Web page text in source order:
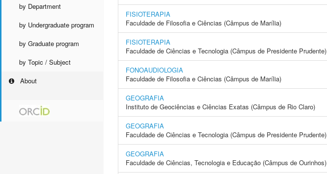
by Department
by Undergraduate program
by Graduate program
by Topic / Subject
About
FISIOTERAPIA
Faculdade de Filosofia e Ciências (Câmpus de Marília)
FISIOTERAPIA
Faculdade de Ciências e Tecnologia (Câmpus de Presidente Prudente)
FONOAUDIOLOGIA
Faculdade de Filosofia e Ciências (Câmpus de Marília)
GEOGRAFIA
Instituto de Geociências e Ciências Exatas (Câmpus de Rio Claro)
GEOGRAFIA
Faculdade de Ciências e Tecnologia (Câmpus de Presidente Prudente)
GEOGRAFIA
Faculdade de Ciências, Tecnologia e Educação (Câmpus de Ourinhos)